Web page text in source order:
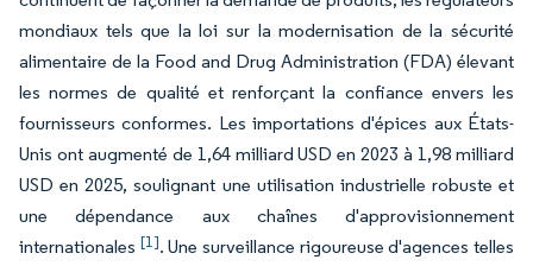
mondiaux tels que la loi sur la modernisation de la sécurité
alimentaire de la Food and Drug Administration (FDA) élevant
les normes de qualité et renforçant la confiance envers les
fournisseurs conformes. Les importations d'épices aux États-
Unis ont augmenté de 1,64 milliard USD en 2023 à 1,98 milliard
USD en 2025, soulignant une utilisation industrielle robuste et
une dépendance aux chaînes d'approvisionnement
internationales [1]. Une surveillance rigoureuse d'agences telles